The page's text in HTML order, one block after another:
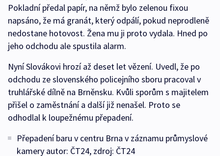
Pokladní předal papír, na němž bylo zelenou fixou
napsáno, že má granát, který odpálí, pokud neprodleně
nedostane hotovost. Žena mu ji proto vydala. Hned po
jeho odchodu ale spustila alarm.
Nyní Slovákovi hrozí až deset let vězení. Uvedl, že po
odchodu ze slovenského policejního sboru pracoval v
truhlářské dílně na Brněnsku. Kvůli sporům s majitelem
přišel o zaměstnání a další již nenašel. Proto se
odhodlal k loupežnému přepadení.
Přepadení baru v centru Brna v záznamu průmyslové
kamery autor: ČT24, zdroj: ČT24